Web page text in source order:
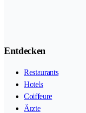
Entdecken
Restaurants
Hotels
Coiffeure
Ärzte